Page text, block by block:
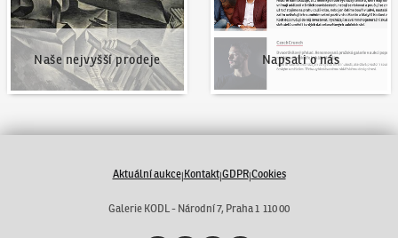
Naše nejvyšší prodeje Napsali o nás
Aktuální aukce|Kontakt|GDPR|Cookies
Galerie KODL - Národní 7, Praha 1 110 00